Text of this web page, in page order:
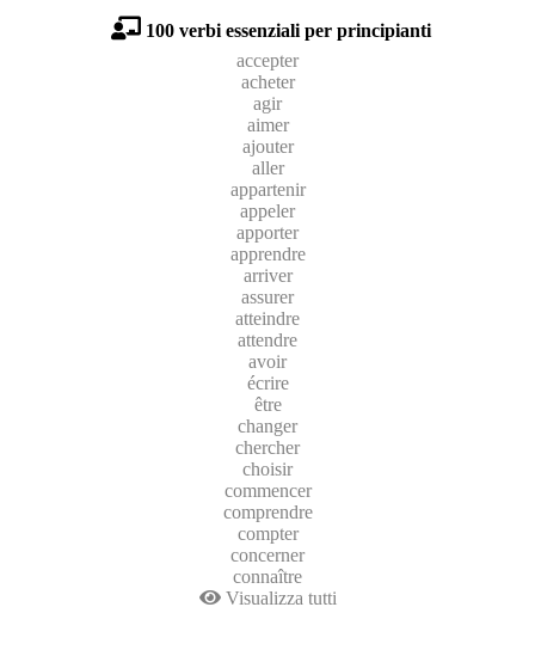
100 verbi essenziali per principianti
accepter
acheter
agir
aimer
ajouter
aller
appartenir
appeler
apporter
apprendre
arriver
assurer
atteindre
attendre
avoir
écrire
être
changer
chercher
choisir
commencer
comprendre
compter
concerner
connaître
Visualizza tutti